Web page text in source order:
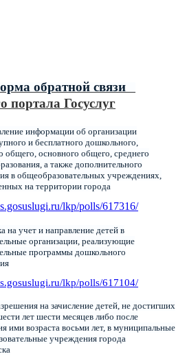
обратной связи
портала Госуслуг
информации об организации
и бесплатного дошкольного,
общего, основного общего, среднего
а также дополнительного
в общеобразовательных учреждениях,
на территории города
lkp/polls/617316/
на учет и направление детей в
организации, реализующие
программы дошкольного
lkp/polls/617104/
на зачисление детей, не достигших
лет шести месяцев либо после
ими возраста восьми лет, в муниципальные
учреждения города